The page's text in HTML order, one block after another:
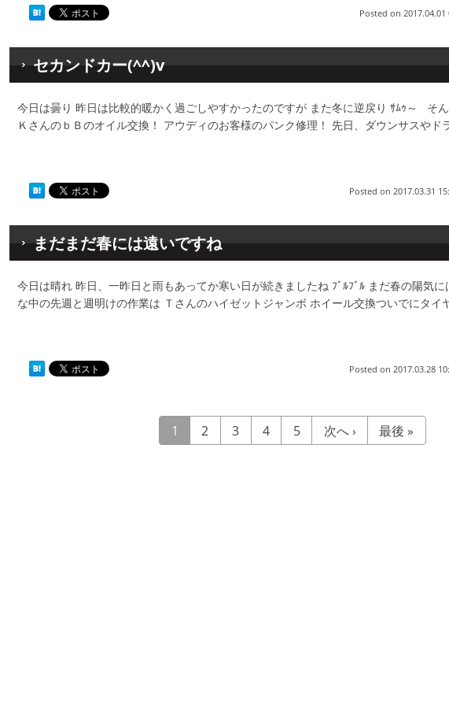
Posted on 2017.04.01
セカンドカー(^^)v
今日は曇り 昨日は比較的暖かく過ごしやすかったのですが また冬に逆戻り ｻﾑｩ～ そ
ＫさんのｂＢのオイル交換！ アウディのお客様のパンク修理！ 先日、ダウンサスやド
Posted on 2017.03.31
まだまだ春には遠いですね
今日は晴れ 昨日、一昨日と雨もあってか寒い日が続きましたね ﾌﾞﾙﾌﾞﾙ まだ春の陽気
な中の先週と週明けの作業は Ｔさんのハイゼットジャンボ ホイール交換ついでにタイ
Posted on 2017.03.28
1 2 3 4 5 次へ › 最後 »